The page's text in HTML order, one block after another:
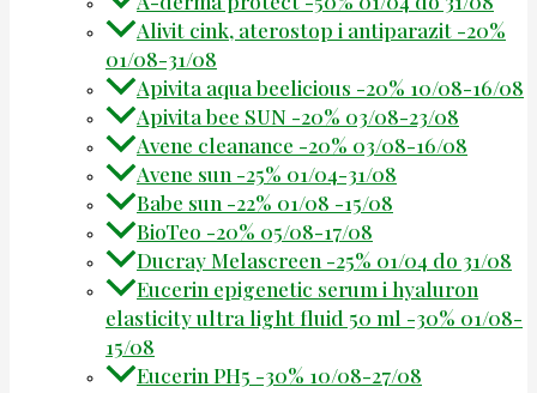
Alivit cink, aterostop i antiparazit -20%
01/08-31/08
Apivita aqua beelicious -20% 10/08-16/08
Apivita bee SUN -20% 03/08-23/08
Avene cleanance -20% 03/08-16/08
Avene sun -25% 01/04-31/08
Babe sun -22% 01/08 -15/08
BioTeo -20% 05/08-17/08
Ducray Melascreen -25% 01/04 do 31/08
Eucerin epigenetic serum i hyaluron
elasticity ultra light fluid 50 ml -30% 01/08-
15/08
Eucerin PH5 -30% 10/08-27/08